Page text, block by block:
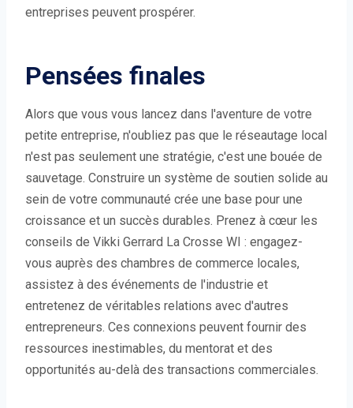
entreprises peuvent prospérer.
Pensées finales
Alors que vous vous lancez dans l'aventure de votre
petite entreprise, n'oubliez pas que le réseautage local
n'est pas seulement une stratégie, c'est une bouée de
sauvetage. Construire un système de soutien solide au
sein de votre communauté crée une base pour une
croissance et un succès durables. Prenez à cœur les
conseils de Vikki Gerrard La Crosse WI : engagez-
vous auprès des chambres de commerce locales,
assistez à des événements de l'industrie et
entretenez de véritables relations avec d'autres
entrepreneurs. Ces connexions peuvent fournir des
ressources inestimables, du mentorat et des
opportunités au-delà des transactions commerciales.